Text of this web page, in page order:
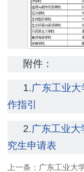
附件：
1.广东工业
作指引
2.广东工业
究生申请表
上一条： 广东工业大